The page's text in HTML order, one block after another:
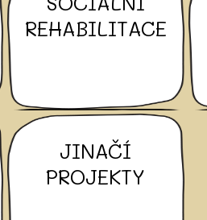
REHABILITACE
JINAČÍ
PROJEKTY